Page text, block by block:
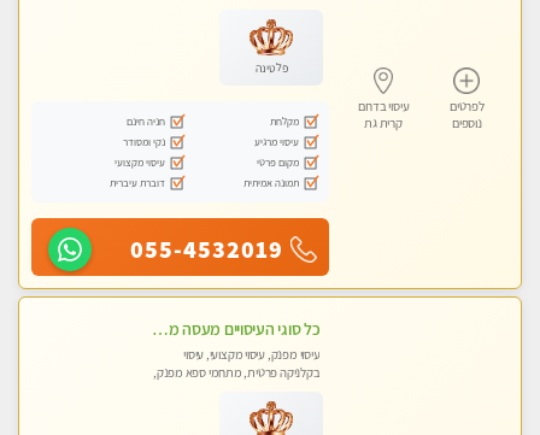
לפרטים
נוספים
עיסוי בדרום
קרית גת
פלטינה
מקלחת
חניה חינם
עיסוי מרגיע
נקי ומסודר
מקום פרטי
עיסוי מקצועי
תמונה אמיתית
דוברת עיברית
055-4532019
כל סוגי העיסויים מעסה מקצועית ואיכותית פרטי!!!בבאר שבע
עיסוי מפנק, עיסוי מקצועי, עיסוי
בקלניקה פרטית, מתחמי ספא מפנק,